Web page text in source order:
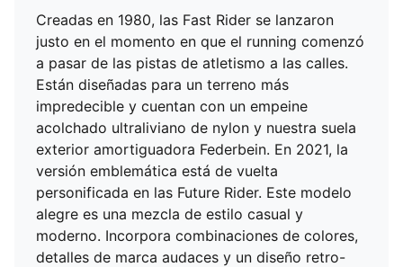
CMEVA: el material de EVA moldeado por compresión
de PUMA con un performance ligero
DETALLES
Empeine de nylon con revestimientos de gamuza y
material sintético
Mediasuela EVA
Suela exterior Federbein
Marca PUMA en palabra en la lengüeta y el panel
lateral superior
Franja PUMA en los costados
Estilo PUMA niños: recomendado para niños de 4 a 8
años
Creadas en 1980, las Fast Rider se lanzaron
justo en el momento en que el running comenzó
a pasar de las pistas de atletismo a las calles.
Están diseñadas para un terreno más
impredecible y cuentan con un empeine
acolchado ultraliviano de nylon y nuestra suela
exterior amortiguadora Federbein. En 2021, la
versión emblemática está de vuelta
personificada en las Future Rider. Este modelo
alegre es una mezcla de estilo casual y
moderno. Incorpora combinaciones de colores,
detalles de marca audaces y un diseño retro-